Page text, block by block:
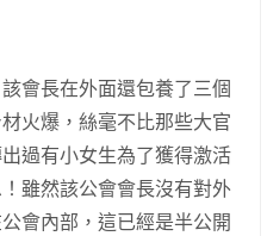
會長在外面還包養了三個
火爆，絲毫不比那些大官
過有小女生為了獲得激活
雖然該公會會長沒有對外
會內部，這已經是半公開